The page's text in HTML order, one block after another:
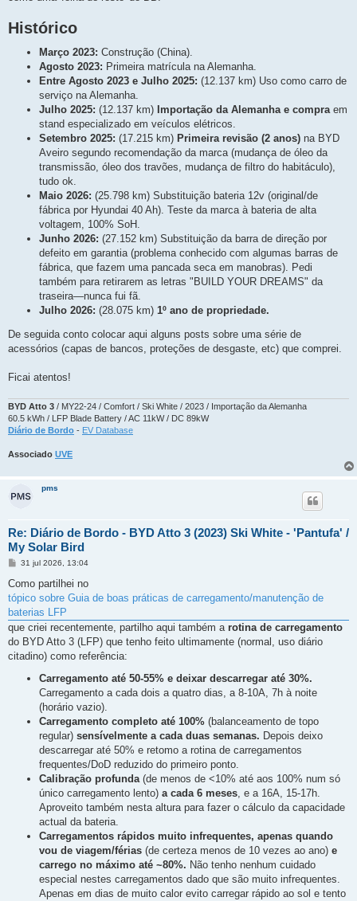
Histórico
Março 2023: Construção (China).
Agosto 2023: Primeira matrícula na Alemanha.
Entre Agosto 2023 e Julho 2025: (12.137 km) Uso como carro de
serviço na Alemanha.
Julho 2025: (12.137 km) Importação da Alemanha e compraem
stand especializado em veículos elétricos.
Setembro 2025: (17.215 km) Primeira revisão (2 anos) na BYD
Aveiro segundo recomendação da marca (mudança de óleo da
transmissão, óleo dos travões, mudança de filtro do habitáculo),
tudo ok.
Maio 2026: (25.798 km) Substituição bateria 12v (original/de
fábrica por Hyundai 40 Ah). Teste da marca à bateria de alta
voltagem, 100% SoH.
Junho 2026: (27.152 km) Substituição da barra de direção por
defeito em garantia (problema conhecido com algumas barras de
fábrica, que fazem uma pancada seca em manobras). Pedi
também para retirarem as letras "BUILD YOUR DREAMS" da
traseira—nunca fui fã.
Julho 2026: (28.075 km) 1º ano de propriedade.
De seguida conto colocar aqui alguns posts sobre uma série de
acessórios (capas de bancos, proteções de desgaste, etc) que comprei.
Ficai atentos!
BYD Atto 3 / MY22-24 / Comfort / Ski White / 2023 / Importação da Alemanha
60.5 kWh / LFP Blade Battery / AC 11kW / DC 89kW
Diário de Bordo - EV Database
Associado UVE
pms
Re: Diário de Bordo - BYD Atto 3 (2023) Ski White - 'Pantufa' /
My Solar Bird
M
n
a
g
e
m
31 jul 2026, 13:04
Como partilhei no
tópico sobre Guia de boas práticas de carregamento/manutenção de
baterias LFP
que criei recentemente, partilho aqui também a rotina de carregamento
do BYD Atto 3 (LFP) que tenho feito ultimamente (normal, uso diário
citadino) como referência:
Carregamento até 50-55% e deixar descarregar até 30%.
Carregamento a cada dois a quatro dias, a 8-10A, 7h à noite
(horário vazio).
Carregamento completo até 100% (balanceamento de topo
regular) sensívelmente a cada duas semanas. Depois deixo
descarregar até 50% e retomo a rotina de carregamentos
frequentes/DoD reduzido do primeiro ponto.
Calibração profunda(de menos de <10% até aos 100% num só
único carregamento lento) a cada 6 meses, e a 16A, 15-17h.
Aproveito também nesta altura para fazer o cálculo da capacidade
actual da bateria.
Carregamentos rápidos muito infrequentes, apenas quando
vou de viagem/férias (de certeza menos de 10 vezes ao ano) e
carrego no máximo até ~80%. Não tenho nenhum cuidado
especial nestes carregamentos dado que são muito infrequentes.
Apenas em dias de muito calor evito carregar rápido ao sol e tento